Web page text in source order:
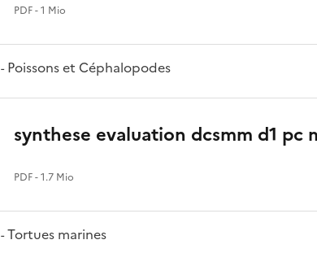
PDF- 1 Mio
-Poissons et Céphalopodes
synthese evaluation dcsmm d1 pc
PDF- 1.7 Mio
-Tortues marines